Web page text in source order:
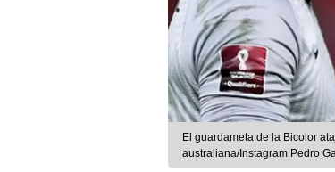
El guardameta de la Bicolor
australiana/Instagram Pedro